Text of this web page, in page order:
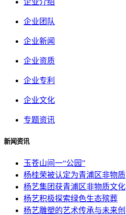
企业介绍
企业团队
企业新闻
企业资质
企业专利
企业文化
专题资讯
新闻资讯
玉苍山间一“公园”
杨桂荣被认定为青浦区非物质
杨艺集团获青浦区非物质文化
杨艺积极探索绿色生态殡葬
杨艺雕塑的艺术传承与未来创